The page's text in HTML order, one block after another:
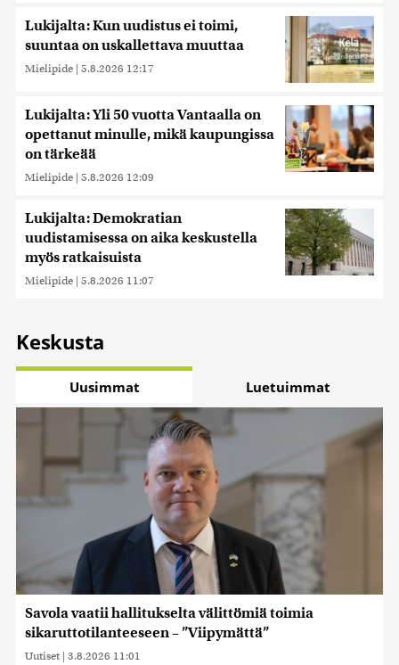
Lukijalta: Kun uudistus ei toimi,
suuntaa on uskallettava muuttaa
Mielipide | 5.8.2026 12:17
Lukijalta: Yli 50 vuotta Vantaalla on
opettanut minulle, mikä kaupungissa
on tärkeää
Mielipide | 5.8.2026 12:09
Lukijalta: Demokratian
uudistamisessa on aika keskustella
myös ratkaisuista
Mielipide | 5.8.2026 11:07
Keskusta
Uusimmat Luetuimmat
Savola vaatii hallitukselta välittömiä toimia
sikaruttotilanteeseen – ”Viipymättä”
Uutiset | 3.8.2026 11:01